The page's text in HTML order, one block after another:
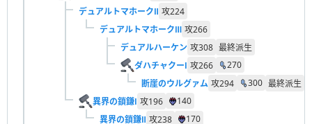
デュアルトマホークⅡ 攻224
デュアルトマホークⅢ 攻266
デュアルハーケン 攻308 最終派生
ダハチャクーⅠ 攻266
270
断崖のウルグァム 攻294 300 最終派生
異界の鎖鎌Ⅰ 攻196
140
異界の鎖鎌Ⅱ 攻238
170